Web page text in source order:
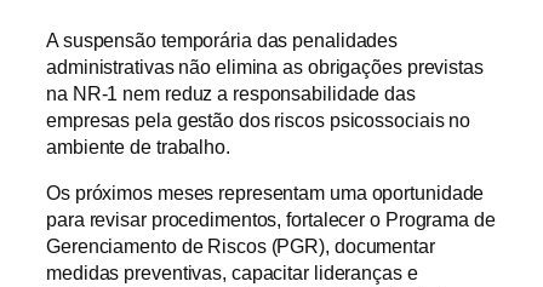
A suspensão temporária das penalidades
administrativas não elimina as obrigações previstas
na NR-1 nem reduz a responsabilidade das
empresas pela gestão dos riscos psicossociais no
ambiente de trabalho.
Os próximos meses representam uma oportunidade
para revisar procedimentos, fortalecer o Programa de
Gerenciamento de Riscos (PGR), documentar
medidas preventivas, capacitar lideranças e